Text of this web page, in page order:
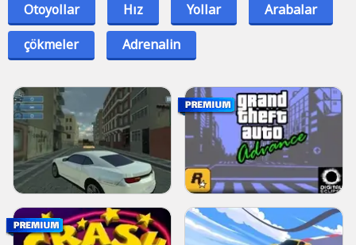
Otoyollar Hız Yollar
Arabalar
çökmeler
Adrenalin